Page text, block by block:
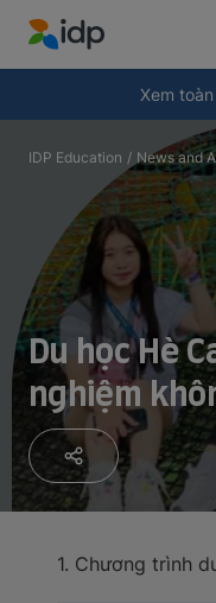
IDP Education
Xem
Tại sao nên đi du
Học ở đâu và học
Làm thế nào để nộp
Sau khi nhận thư
Chuẩn bị lên đường
IDP Education / News and
Du học Hè
nghiệm
1. Chương trình